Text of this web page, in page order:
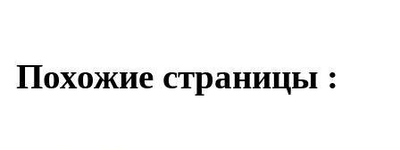
Похожие страницы :